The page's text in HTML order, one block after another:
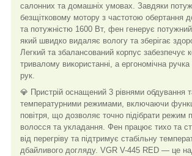
салонних та домашніх умовах. Завдяки
безщітковому мотору з частотою обертання
та потужністю 1600 Вт, фен генерує потужний
який швидко видаляє вологу та зберігає
Легкий та збалансований корпус забезпечує
тривалому використанні, а ергономічна ручка
рук.
💎 Пристрій оснащений 3 рівнями обдування
температурними режимами, включаючи
повітря, що дозволяє точно підібрати режим
волосся та укладання. Фен працює тихо та
від перегріву та підтримує стабільну
дбайливого догляду. VGR V-445 RED — це